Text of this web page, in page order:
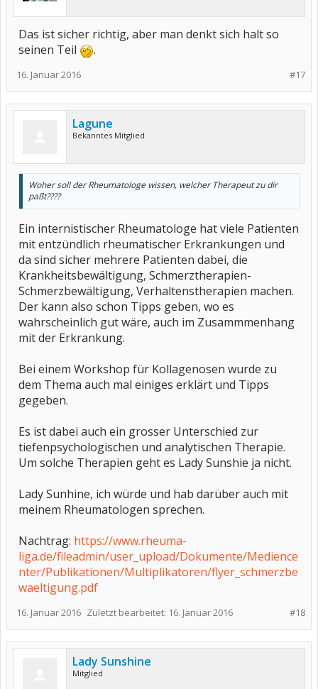
Das ist sicher richtig, aber man denkt sich halt so
seinen Teil
.
#17
16. Januar 2016
Lagune
Bekanntes Mitglied
Woher soll der Rheumatologe wissen, welcher Therapeut zu dir
paßt????
Ein internistischer Rheumatologe hat viele Patienten
mit entzündlich rheumatischer Erkrankungen und
da sind sicher mehrere Patienten dabei, die
Krankheitsbewältigung, Schmerztherapien-
Schmerzbewältigung, Verhaltenstherapien machen.
Der kann also schon Tipps geben, wo es
wahrscheinlich gut wäre, auch im Zusammmenhang
mit der Erkrankung.
Bei einem Workshop für Kollagenosen wurde zu
dem Thema auch mal einiges erklärt und Tipps
gegeben.
Es ist dabei auch ein grosser Unterschied zur
tiefenpsychologischen und analytischen Therapie.
Um solche Therapien geht es Lady Sunshie ja nicht.
Lady Sunhine, ich würde und hab darüber auch mit
meinem Rheumatologen sprechen.
Nachtrag: https://www.rheuma-
liga.de/fileadmin/user_upload/Dokumente/Medience
nter/Publikationen/Multiplikatoren/flyer_schmerzbe
waeltigung.pdf
#18
16. Januar 2016 Zuletzt bearbeitet: 16. Januar 2016
Lady Sunshine
Mitglied